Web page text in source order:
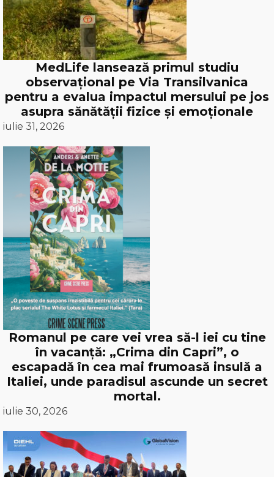
MedLife lansează primul studiu
observațional pe Via Transilvanica
pentru a evalua impactul mersului pe jos
asupra sănătății fizice și emoționale
iulie 31, 2026
Romanul pe care vei vrea să-l iei cu tine
în vacanță: „Crima din Capri”, o
escapadă în cea mai frumoasă insulă a
Italiei, unde paradisul ascunde un secret
mortal.
iulie 30, 2026